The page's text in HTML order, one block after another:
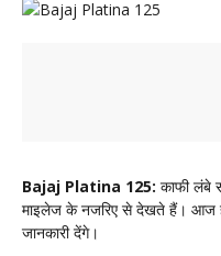
Bajaj Platina 125: काफी लंबे
माइलेज के नजरिए से देखते हैं। आज
जानकारी देंगे।